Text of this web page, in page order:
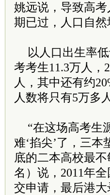
姚远说，导致高
期已过，人口自然
以人口出生率
考考生11.3万人，
人，其中还有约
人数将只有5万多人
“在这场高考生
难‘掐尖’了，三
底的二本高校最
名）说，2011年
交申请，最后港